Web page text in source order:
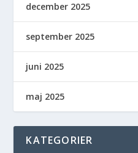
december 2025
september 2025
juni 2025
maj 2025
KATEGORIER